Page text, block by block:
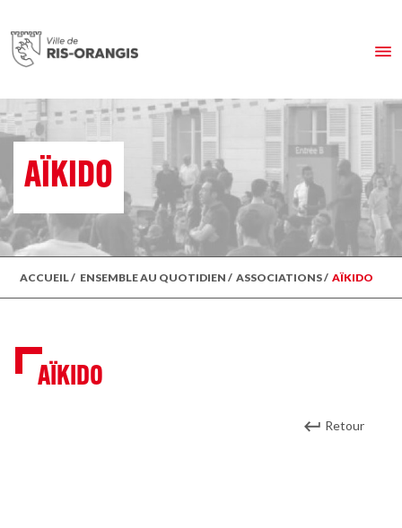
AÏKIDO
ACCUEIL/ ENSEMBLE AU QUOTIDIEN / ASSOCIATIONS/ AÏKIDO
AÏKIDO
Retour